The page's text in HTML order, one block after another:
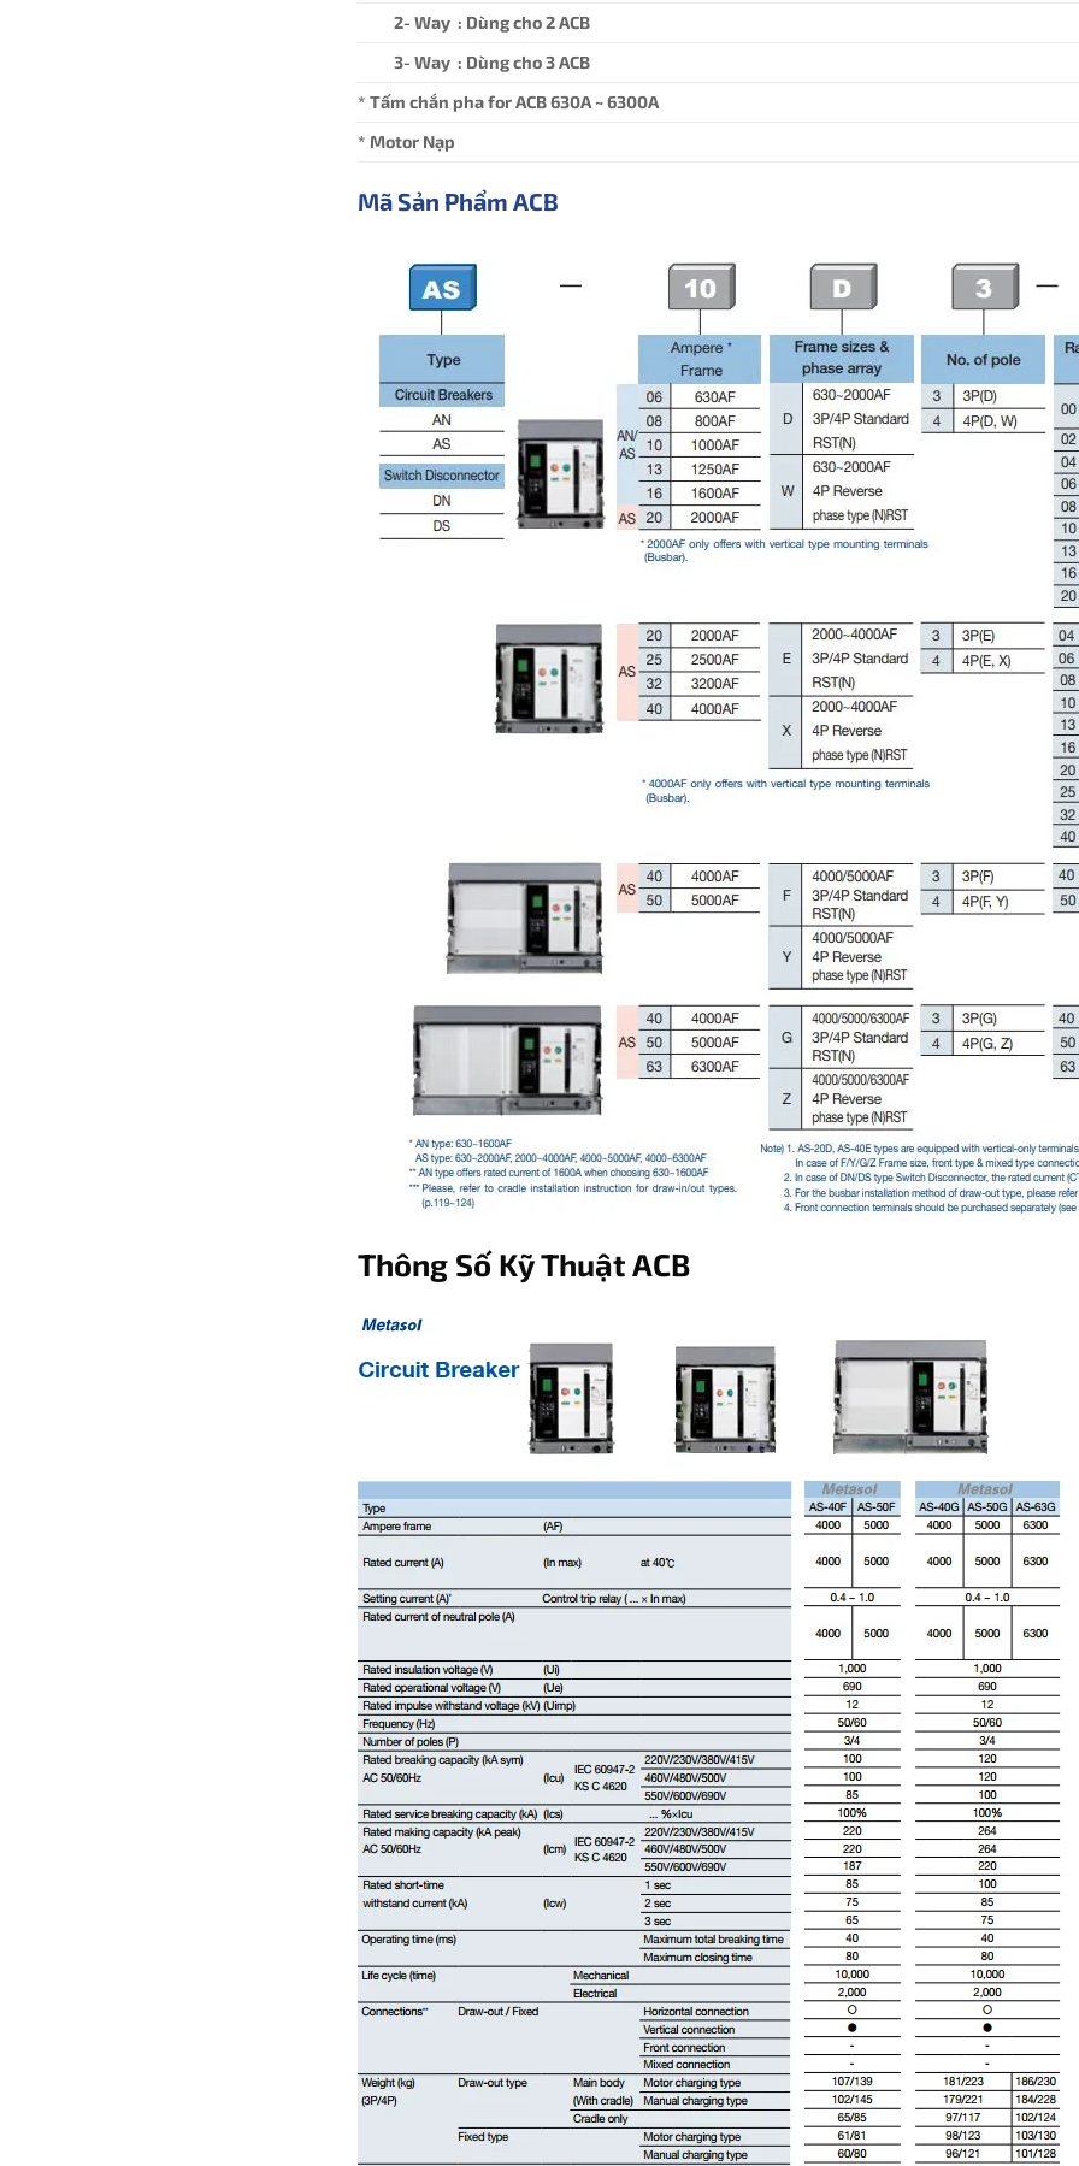
2- Way : Dùng cho 2 ACB
3- Way : Dùng cho 3 ACB
* Tấm chắn pha for ACB 630A ~ 6300A
* Motor Nạp
Mã Sản Phẩm ACB
Thông Số Kỹ Thuật ACB